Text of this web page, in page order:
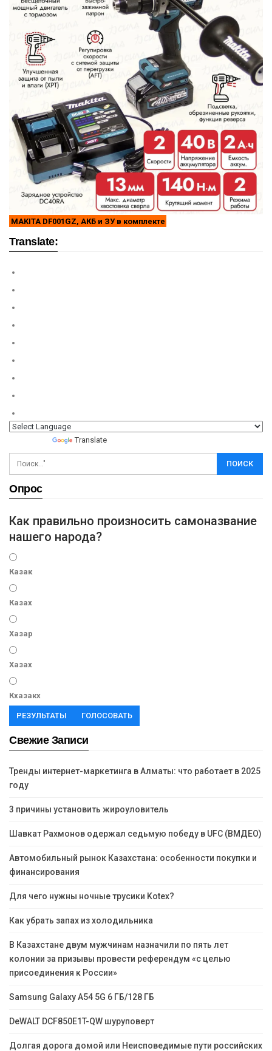
MAKITA DF001GZ, АКБ и ЗУ в комплекте
Translate:
Translate
Опрос
Как правильно произносить самоназвание
нашего народа?
Казак
Казах
Хазар
Хазах
Кхазакх
РЕЗУЛЬТАТЫ ГОЛОСОВАТЬ
Свежие Записи
Тренды интернет-маркетинга в Алматы: что работает в 2025
году
3 причины установить жироуловитель
Шавкат Рахмонов одержал седьмую победу в UFC (ВМДЕО)
Автомобильный рынок Казахстана: особенности покупки и
финансирования
Для чего нужны ночные трусики Kotex?
Как убрать запах из холодильника
В Казахстане двум мужчинам назначили по пять лет
колонии за призывы провести референдум «с целью
присоединения к России»
Samsung Galaxy A54 5G 6 ГБ/128 ГБ
DeWALT DCF850E1T-QW шуруповерт
Долгая дорога домой или Неисповедимые пути российских